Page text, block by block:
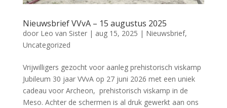
Nieuwsbrief VVvA – 15 augustus 2025
door Leo van Sister| aug 15, 2025 | Nieuwsbrief,
Uncategorized
Vrijwilligers gezocht voor aanleg prehistorisch viskamp
Jubileum 30 jaar VVvA op 27 juni 2026 met een uniek
cadeau voor Archeon, prehistorisch viskamp in de
Meso. Achter de schermen is al druk gewerkt aan ons